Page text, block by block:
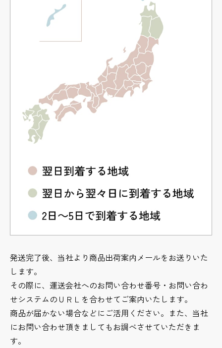
発送完了後、当社より商品出荷案内メールをお送りいた
します。
その際に、運送会社へのお問い合わせ番号・お問い合わ
せシステムのＵＲＬを合わせてご案内いたします。
商品が届かない場合などにご活用ください。また、当社
にお問い合わせ頂きましてもお調べさせていただきま
す。